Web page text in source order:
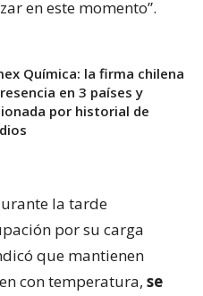
en este momento”.
Química: la firma chilena
en 3 países y
por historial de
la tarde
por su carga
que mantienen
con temperatura, se